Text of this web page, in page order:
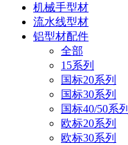
机械手型材
流水线型材
铝型材配件
全部
15系列
国标20系列
国标30系列
国标40/50系列
欧标20系列
欧标30系列